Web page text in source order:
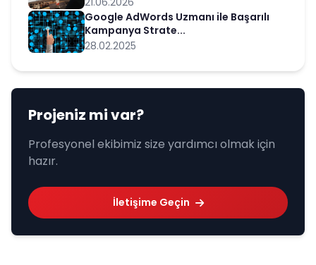
Google AdWords Uzmanı ile Başarılı
Kampanya Strate...
28.02.2025
Projeniz mi var?
Profesyonel ekibimiz size yardımcı olmak için
hazır.
İletişime Geçin